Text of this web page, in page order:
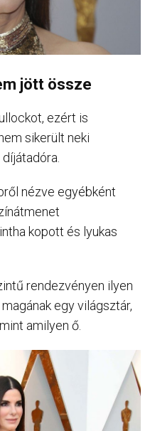
jött össze
ezért is
sikerült neki
nézve egyébként
kopott és lyukas
rendezvényen ilyen
egy világsztár,
amilyen ő.